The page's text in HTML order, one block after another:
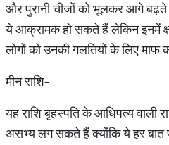
और पुरानी चीजों को भूलकर आगे बढ़ते
ये आक्रामक हो सकते हैं लेकिन इनमें
लोगों को उनकी गलतियों के लिए
मीन राशि-
यह राशि बृहस्पति के आधिपत्य वाली
असभ्य लग सकते हैं क्योंकि ये हर बात